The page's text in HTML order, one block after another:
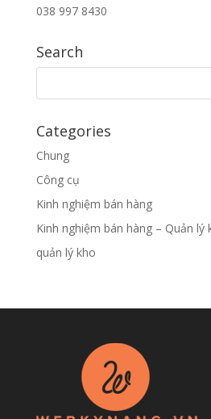
038 997 8430
Search
Categories
Chung
Công cụ
Kinh nghiệm bán hàng
Kinh nghiệm bán hàng – Quản lý
quản lý kho